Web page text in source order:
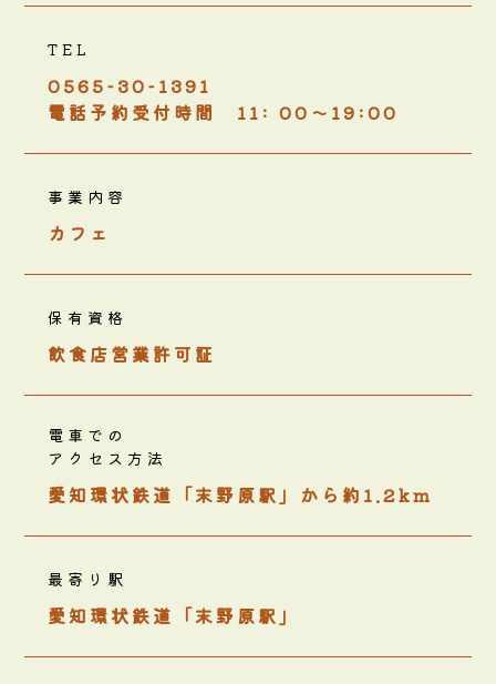
TEL
0565-30-1391
電話予約受付時間 11: 00～19:00
事業内容
カフェ
保有資格
飲食店営業許可証
電車での
アクセス方法
愛知環状鉄道「末野原駅」から約1.2km
最寄り駅
愛知環状鉄道「末野原駅」